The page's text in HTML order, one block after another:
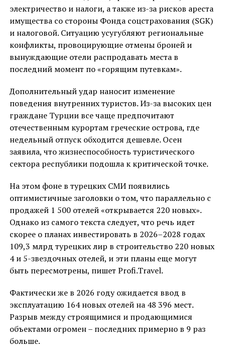
электричество и налоги, а также из-за рисков ареста
имущества со стороны Фонда соцстрахования (SGK)
и налоговой. Ситуацию усугубляют региональные
конфликты, провоцирующие отмены броней и
вынуждающие отели распродавать места в
последний момент по «горящим путевкам».
Дополнительный удар наносит изменение
поведения внутренних туристов. Из-за высоких цен
граждане Турции все чаще предпочитают
отечественным курортам греческие острова, где
недельный отпуск обходится дешевле. Осен
заявила, что жизнеспособность туристического
сектора республики подошла к критической точке.
На этом фоне в турецких СМИ появились
оптимистичные заголовки о том, что параллельно с
продажей 1 500 отелей «открывается 220 новых».
Однако из самого текста следует, что речь идет
скорее о планах инвестировать в 2026–2028 годах
109,3 млрд турецких лир в строительство 220 новых
4 и 5-звездочных отелей, и эти планы еще могут
быть пересмотрены, пишет Profi.Travel.
Фактически же в 2026 году ожидается ввод в
эксплуатацию 164 новых отелей на 48 396 мест.
Разрыв между строящимися и продающимися
объектами огромен – последних примерно в 9 раз
больше.